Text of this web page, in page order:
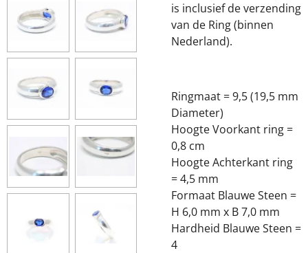
is inclusief de verzending
van de Ring (binnen
Nederland).
Ringmaat = 9,5 (19,5 mm
Diameter)
Hoogte Voorkant ring =
0,8 cm
Hoogte Achterkant ring
= 4,5 mm
Formaat Blauwe Steen =
H 6,0 mm x B 7,0 mm
Hardheid Blauwe Steen =
4